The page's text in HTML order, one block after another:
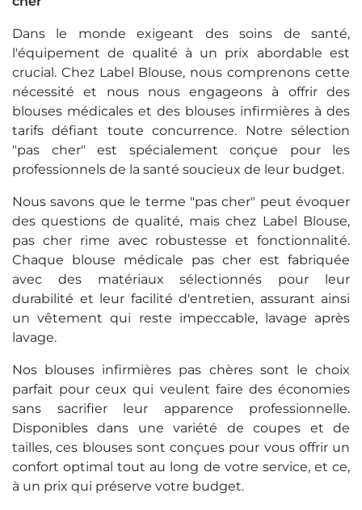
Dans le monde exigeant des soins de santé,
l'équipement de qualité à un prix abordable est
crucial. Chez Label Blouse, nous comprenons cette
nécessité et nous nous engageons à offrir des
blouses médicales et des blouses infirmières à des
tarifs défiant toute concurrence. Notre sélection
"pas cher" est spécialement conçue pour les
professionnels de la santé soucieux de leur budget.
Nous savons que le terme "pas cher" peut évoquer
des questions de qualité, mais chez Label Blouse,
pas cher rime avec robustesse et fonctionnalité.
Chaque blouse médicale pas cher est fabriquée
avec des matériaux sélectionnés pour leur
durabilité et leur facilité d'entretien, assurant ainsi
un vêtement qui reste impeccable, lavage après
lavage.
Nos blouses infirmières pas chères sont le choix
parfait pour ceux qui veulent faire des économies
sans sacrifier leur apparence professionnelle.
Disponibles dans une variété de coupes et de
tailles, ces blouses sont conçues pour vous offrir un
confort optimal tout au long de votre service, et ce,
à un prix qui préserve votre budget.